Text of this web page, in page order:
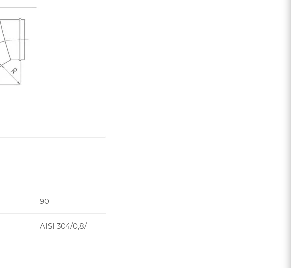
90
AISI 304/0,8/